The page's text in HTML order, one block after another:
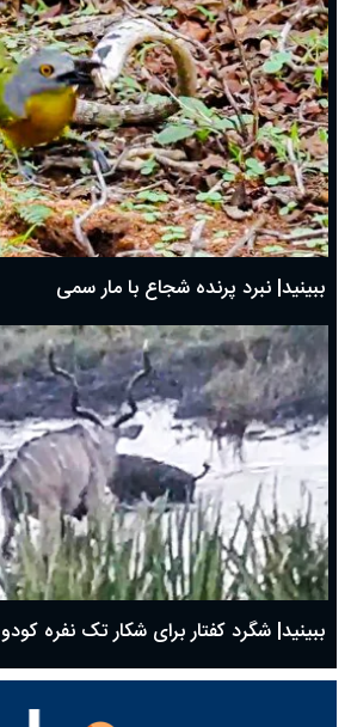
ببینید| نبرد پرنده شجاع با مار سمی
ببینید| شگرد کفتار برای شکار تک نفره کودو